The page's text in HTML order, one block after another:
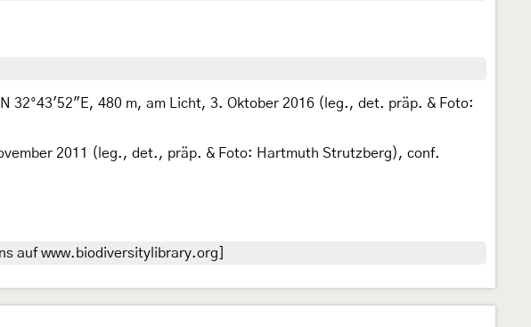
480 m, am Licht, 3. Oktober 2016 (leg., det. präp. & Foto:
2011 (leg., det., präp. & Foto: Hartmuth Strutzberg), conf.
auf www.biodiversitylibrary.org]